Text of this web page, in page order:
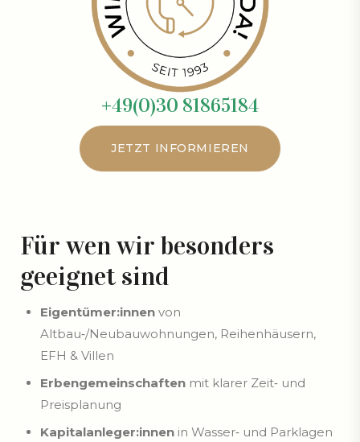
+49(0)30 81865184
JETZT INFORMIEREN
JETZT INFORMIEREN
Für wen wir besonders
geeignet sind
Eigentümer:innen von
Altbau‑/Neubauwohnungen, Reihenhäusern,
EFH & Villen
Erbengemeinschaften mit klarer Zeit‑ und
Preisplanung
Kapitalanleger:innen in Wasser‑ und Parklagen